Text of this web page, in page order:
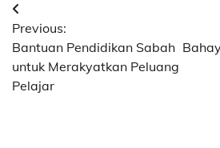
Post
navigation
Previous:
Bantuan Pendidikan Sabah
untuk Merakyatkan Peluang
Pelajar